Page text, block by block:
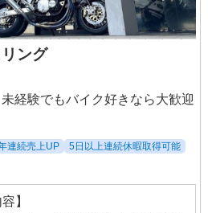
ング
経験でもバイク好きなら大歓迎
連続売上UP
5日以上連続休暇取得可能
】